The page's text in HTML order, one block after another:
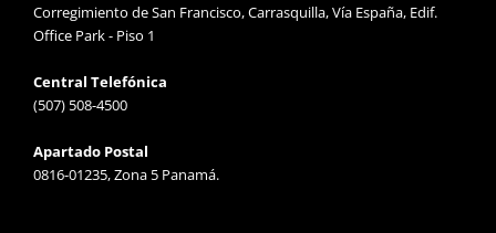
Corregimiento de San Francisco, Carrasquilla, Vía España, Edif.
Office Park - Piso 1
Central Telefónica
(507) 508-4500
Apartado Postal
0816-01235, Zona 5 Panamá.